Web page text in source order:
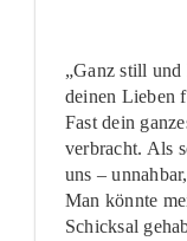
„Ganz still
deinen Lieben
Fast dein
verbracht. Als
uns –
Man könnte
Schicksal